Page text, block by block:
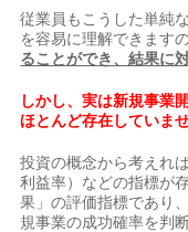
従業員もこうした単純
を容易に理解できます
ることができ、結果に
しかし、実は新規事業
ほとんど存在していませ
投資の概念から考えれ
利益率）などの指標が
果」の評価指標であり
規事業の成功確率を判